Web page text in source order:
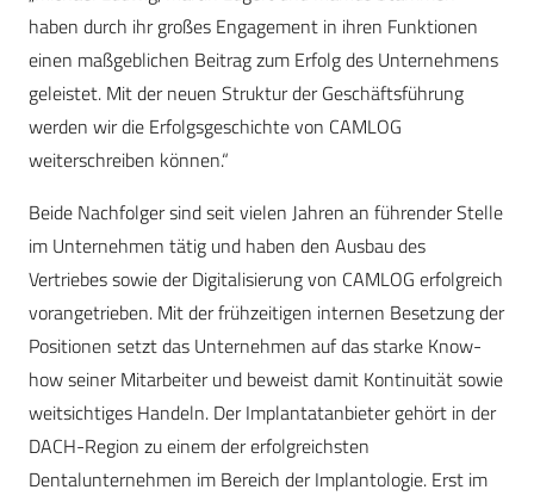
haben durch ihr großes Engagement in ihren Funktionen
einen maßgeblichen Beitrag zum Erfolg des Unternehmens
geleistet. Mit der neuen Struktur der Geschäftsführung
werden wir die Erfolgsgeschichte von CAMLOG
weiterschreiben können.“
Beide Nachfolger sind seit vielen Jahren an führender Stelle
im Unternehmen tätig und haben den Ausbau des
Vertriebes sowie der Digitalisierung von CAMLOG erfolgreich
vorangetrieben. Mit der frühzeitigen internen Besetzung der
Positionen setzt das Unternehmen auf das starke Know-
how seiner Mitarbeiter und beweist damit Kontinuität sowie
weitsichtiges Handeln. Der Implantatanbieter gehört in der
DACH-Region zu einem der erfolgreichsten
Dentalunternehmen im Bereich der Implantologie. Erst im